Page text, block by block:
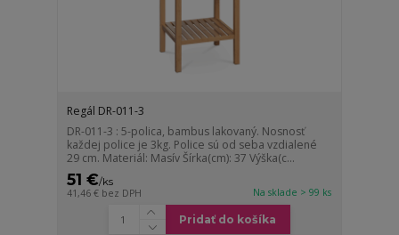
Regál DR-011-3
DR-011-3 : 5-polica, bambus lakovaný. Nosnosť
každej police je 3kg. Police sú od seba vzdialené
29 cm. Materiál: Masív Šírka(cm): 37 Výška(c...
51 €/ks
41,46 € bez DPH Na sklade > 99 ks
Pridať do košíka